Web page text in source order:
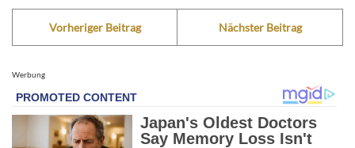
Vorheriger Beitrag Nächster Beitrag
Werbung